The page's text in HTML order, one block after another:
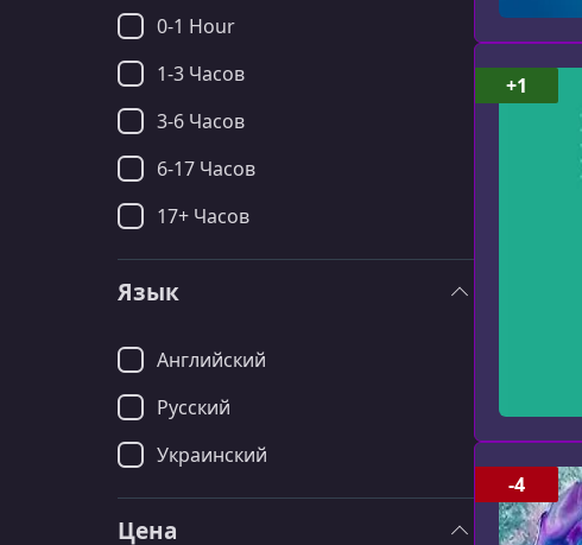
0-1 Hour
1-3 Часов
3-6 Часов
6-17 Часов
17+ Часов
Язык
Английский
Русский
Украинский
Цена
+1
-4